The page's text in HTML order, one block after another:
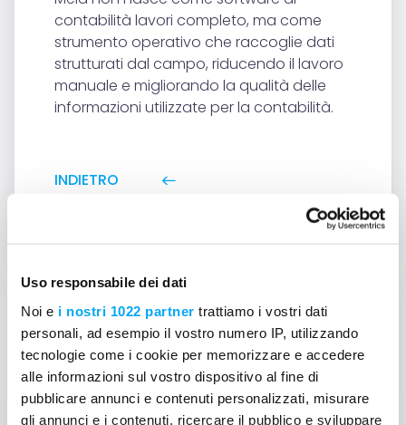
Uso responsabile dei dati
Noi e i nostri 1022 partner trattiamo i vostri dati
personali, ad esempio il vostro numero IP, utilizzando
tecnologie come i cookie per memorizzare e accedere
alle informazioni sul vostro dispositivo al fine di
pubblicare annunci e contenuti personalizzati, misurare
gli annunci e i contenuti, ricercare il pubblico e sviluppare
contabilità lavori completo, ma come
strumento operativo che raccoglie dati
strutturati dal campo, riducendo il lavoro
manuale e migliorando la qualità delle
informazioni utilizzate per la contabilità.
INDIETRO
Non trovi le risposte?
Contattaci